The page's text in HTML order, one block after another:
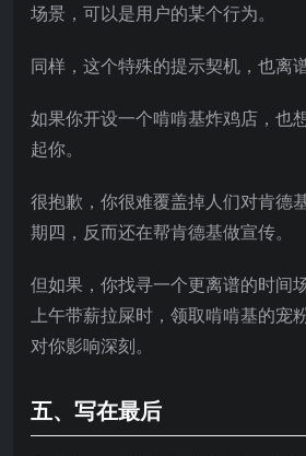
场景，可以是用户的某个行为。
同样，这个特殊的提示契机，也离
如果你开设一个啃啃基炸鸡店，也
起你。
很抱歉，你很难覆盖掉人们对肯德
期四，反而还在帮肯德基做宣传。
但如果，你找寻一个更离谱的时间
上午带薪拉屎时，领取啃啃基的宠
对你影响深刻。
五、写在最后